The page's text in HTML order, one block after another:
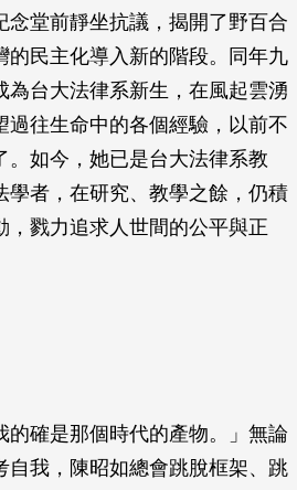
念堂前靜坐抗議，揭開了野百合
的民主化導入新的階段。同年九
為台大法律系新生，在風起雲湧
過往生命中的各個經驗，以前不
。如今，她已是台大法律系教
學者，在研究、教學之餘，仍積
，戮力追求人世間的公平與正
的確是那個時代的產物。」無論
自我，陳昭如總會跳脫框架、跳